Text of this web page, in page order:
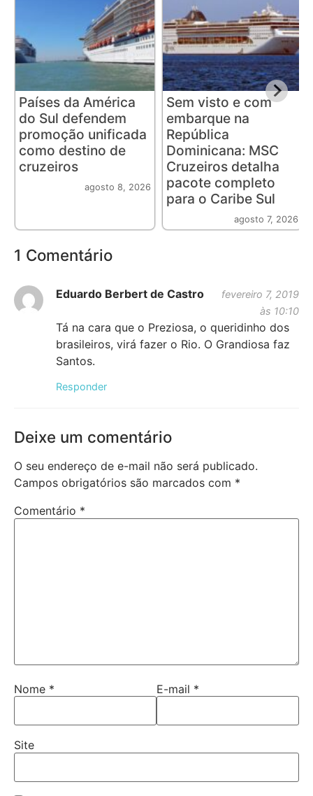
Países da América
do Sul defendem
promoção unificada
como destino de
cruzeiros
agosto 8, 2026
Sem visto e com
embarque na
República
Dominicana: MSC
Cruzeiros detalha
pacote completo
para o Caribe Sul
agosto 7, 2026
1 Comentário
Eduardo Berbert de Castro
fevereiro 7, 2019
às 10:10
Tá na cara que o Preziosa, o queridinho dos
brasileiros, virá fazer o Rio. O Grandiosa faz
Santos.
Responder
Deixe um comentário
O seu endereço de e-mail não será publicado.
Campos obrigatórios são marcados com *
Comentário *
Nome * E-mail *
Site